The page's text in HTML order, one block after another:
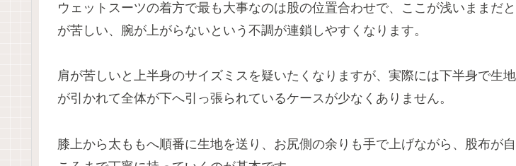
ウェットスーツの着方で最も大事なのは股の位置合わせで、ここが浅いままだ
が苦しい、腕が上がらないという不調が連鎖しやすくなります。
肩が苦しいと上半身のサイズミスを疑いたくなりますが、実際には下半身で生
が引かれて全体が下へ引っ張られているケースが少なくありません。
膝上から太ももへ順番に生地を送り、お尻側の余りも手で上げながら、股布が